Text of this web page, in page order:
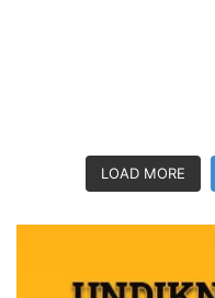
LOAD MORE